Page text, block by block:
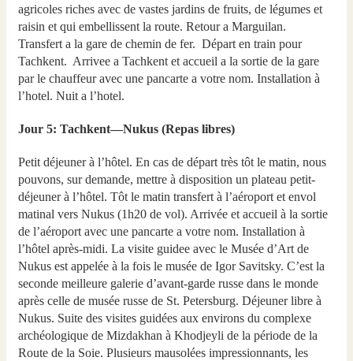
agricoles riches avec de vastes jardins de fruits, de légumes et
raisin et qui embellissent la route. Retour а Marguilan.
Transfert a la gare de chemin de fer. Départ en train pour
Tachkent. Arrivee a Tachkent et accueil a la sortie de la gare
par le chauffeur avec une pancarte a votre nom. Installation à
l’hotel. Nuit a l’hotel.
Jour 5: Tachkent—Nukus (Repas libres)
Petit déjeuner à l’hôtel. En cas de départ très tôt le matin, nous
pouvons, sur demande, mettre à disposition un plateau petit-
déjeuner à l’hôtel. Tôt le matin transfert à l’aéroport et envol
matinal vers Nukus (1h20 de vol). Arrivée et accueil à la sortie
de l’aéroport avec une pancarte a votre nom. Installation à
l’hôtel après-midi. La visite guidee avec le Musée d’Art de
Nukus est appelée à la fois le musée de Igor Savitsky. C’est la
seconde meilleure galerie d’avant-garde russe dans le monde
après celle de musée russe de St. Petersburg. Déjeuner libre à
Nukus. Suite des visites guidées aux environs du complexe
archéologique de Mizdakhan à Khodjeyli de la période de la
Route de la Soie. Plusieurs mausolées impressionnants, les